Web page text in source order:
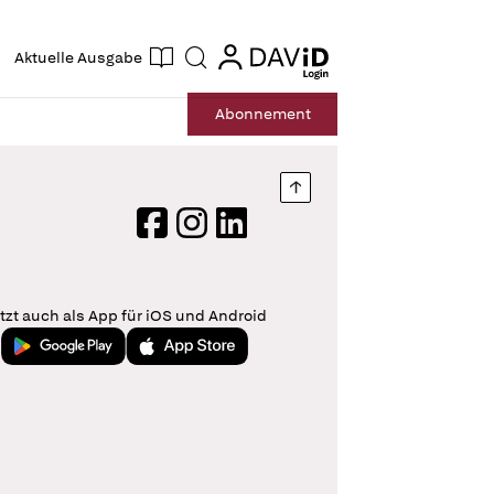
Aktuelle Ausgabe Suche login
login
Abonnement
Nach oben springen
FacebookInstagram
LinkedIn
auch als App für iOS und Android
Jetzt bei Google PlayLaden im App Store